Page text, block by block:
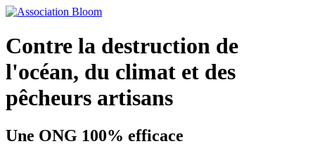
Contre la destruction de
l'océan, du climat et des
pêcheurs artisans
Une ONG 100% efficace